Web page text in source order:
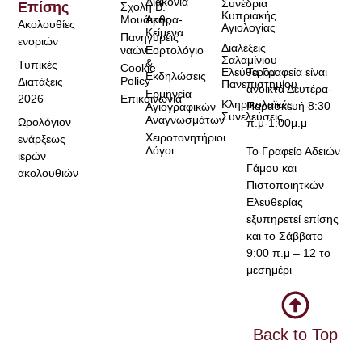
Τα Γραφεία είναι
ανοικτά Δευτέρα-
Παρασκευή 8:30
π.μ-1:00μ.μ
Το Γραφείο Αδειών
Γάμου και
Πιστοποιητκών
Ελευθερίας
εξυπηρετεί επίσης
και το Σάββατο
9:00 π.μ – 12 το
μεσημέρι
Back to Top
Σχολή Β.
Μουσικής
Πανηγύρεις
ναών
Cookie
Policy
Επικοινωνία
Άρθρα-
Κείμενα
Εορτολόγιο
&
Εκδηλώσεις
Ερμηνεία
Αγιογραφικών
Αναγνωσμάτων
Χειροτονητήριοι
Λόγοι
Επίσης
Ακολουθίες
ενοριών
Τυπικές
Διατάξεις
2026
Ωρολόγιον
ενάρξεως
ιερών
ακολουθιών
Συνέδρια
Κυπριακής
Αγιολογίας
Διαλέξεις
Σαλαμίνιου
Ελεύθερου
Πανεπιστημίου
Κληρικολαϊκές
Συνελεύσεις